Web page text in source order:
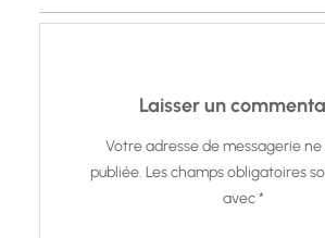
Laisser un
Votre adresse de messagerie ne
publiée. Les champs obligatoires
avec*